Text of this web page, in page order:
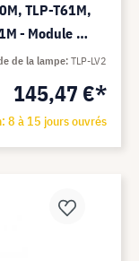
TLP-T61M,
- Module
145,47 €*
8 à 15 jours ouvrés
de la lampe TLP-LV2